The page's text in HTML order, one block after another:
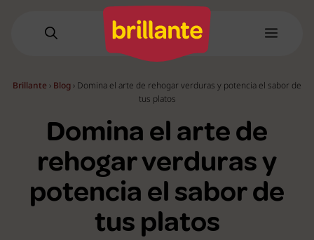
Menú
Brillante › Blog › Domina el arte de rehogar verduras y potencia el sabor de
tus platos
Domina el arte de
rehogar verduras y
potencia el sabor de
tus platos